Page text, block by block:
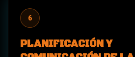
6
PLANIFICACIÓN Y